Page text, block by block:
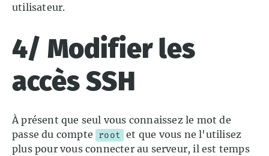
utilisateur.
4/ Modifier les
accès SSH
À présent que seul vous connaissez le mot de
passe du compte root et que vous ne l'utilisez
plus pour vous connecter au serveur, il est temps